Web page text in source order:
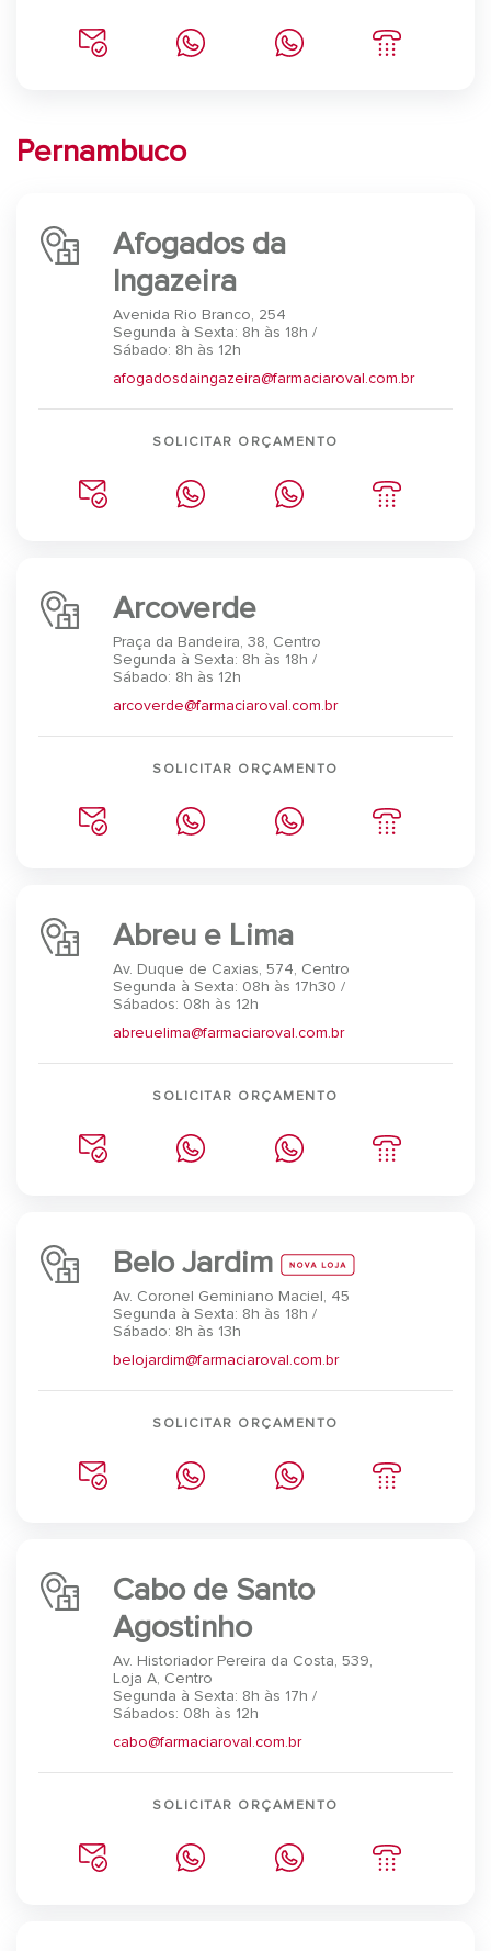
Pernambuco
Afogados da
Ingazeira
Avenida Rio Branco, 254
Segunda à Sexta: 8h às 18h /
Sábado: 8h às 12h
afogadosdaingazeira@farmaciaroval.com.br
SOLICITAR ORÇAMENTO
Arcoverde
Praça da Bandeira, 38, Centro
Segunda à Sexta: 8h às 18h /
Sábado: 8h às 12h
arcoverde@farmaciaroval.com.br
SOLICITAR ORÇAMENTO
Abreu e Lima
Av. Duque de Caxias, 574, Centro
Segunda à Sexta: 08h às 17h30 /
Sábados: 08h às 12h
abreuelima@farmaciaroval.com.br
SOLICITAR ORÇAMENTO
Belo Jardim
Av. Coronel Geminiano Maciel, 45
Segunda à Sexta: 8h às 18h /
Sábado: 8h às 13h
belojardim@farmaciaroval.com.br
SOLICITAR ORÇAMENTO
Cabo de Santo
Agostinho
Av. Historiador Pereira da Costa, 539,
Loja A, Centro
Segunda à Sexta: 8h às 17h /
Sábados: 08h às 12h
cabo@farmaciaroval.com.br
SOLICITAR ORÇAMENTO